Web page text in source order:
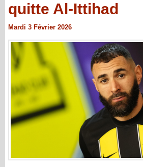
quitte Al-Ittihad
Mardi 3 Février 2026